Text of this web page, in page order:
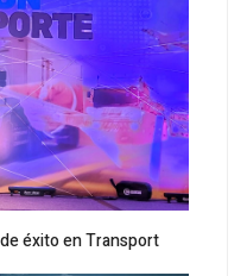
éxito en Transport